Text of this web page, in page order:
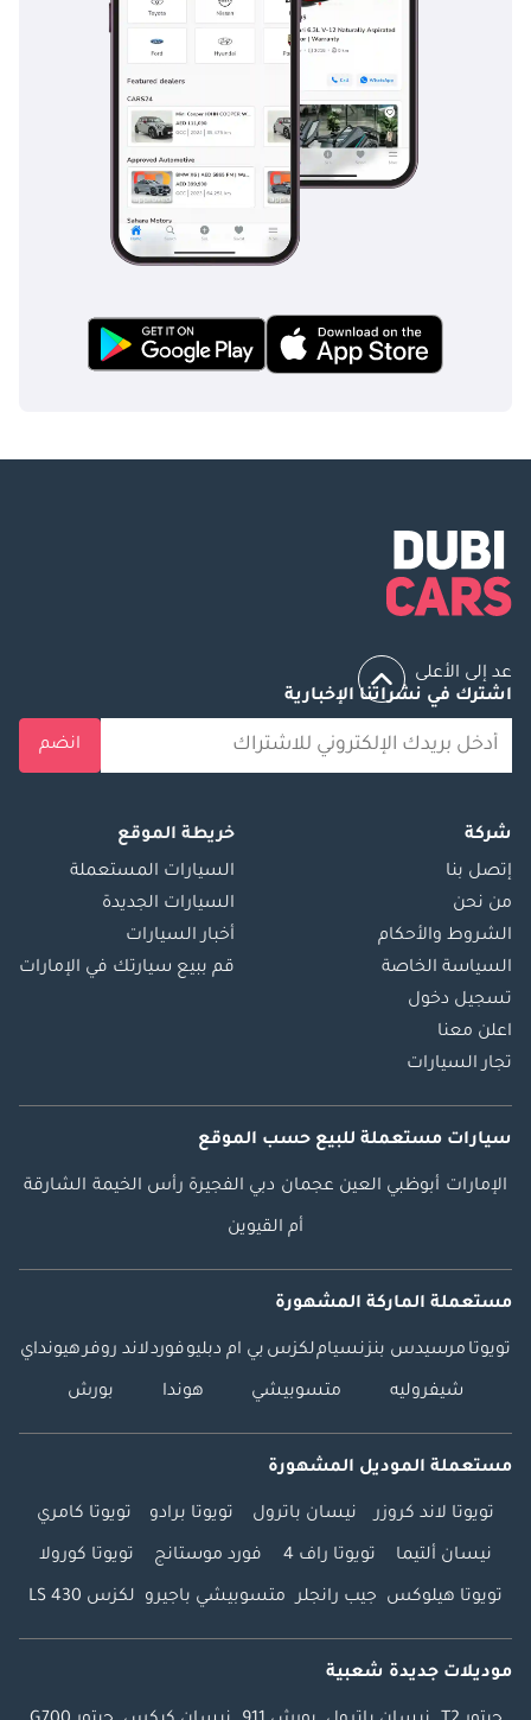
عد إلى الأعلى
اشترك في نشراتنا الإخبارية
انضم
شركة
إتصل بنا
من نحن
الشروط والأحكام
السياسة الخاصة
تسجيل دخول
اعلن معنا
تجار السيارات
خريطة الموقع
السيارات المستعملة
السيارات الجديدة
أخبار السيارات
قم ببيع سيارتك في الإمارات
سيارات مستعملة للبيع حسب الموقع
الإمارات أبوظبي العين عجمان دبي الفجيرة رأس الخيمة الشارقة
أم القيوين
مستعملة الماركة المشهورة
تويوتا مرسيدس بنزنسياملكزس بي ام دبليوفوردلاند روفرهيونداي
شيفروليه متسوبيشي هوندا بورش
مستعملة الموديل المشهورة
تويوتا لاند كروزر نيسان باترول تويوتا برادو تويوتا كامري
نيسان ألتيما تويوتا راف 4 فورد موستانج تويوتا كورولا
تويوتا هيلوكس جيب رانجلر متسوبيشي باجيرو لكزس LS 430
موديلات جديدة شعبية